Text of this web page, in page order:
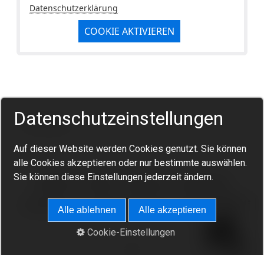
Datenschutzerklärung
COOKIE AKTIVIEREN
Startseite Kontakt Impressum Datenschutz
© 2026 Berg- und Wanderfreunde Allmersbach im Tal
Datenschutzeinstellungen
Auf dieser Website werden Cookies genutzt. Sie können
alle Cookies akzeptieren oder nur bestimmte auswählen.
Sie können diese Einstellungen jederzeit ändern.
Alle ablehnen Alle akzeptieren
Cookie-Einstellungen